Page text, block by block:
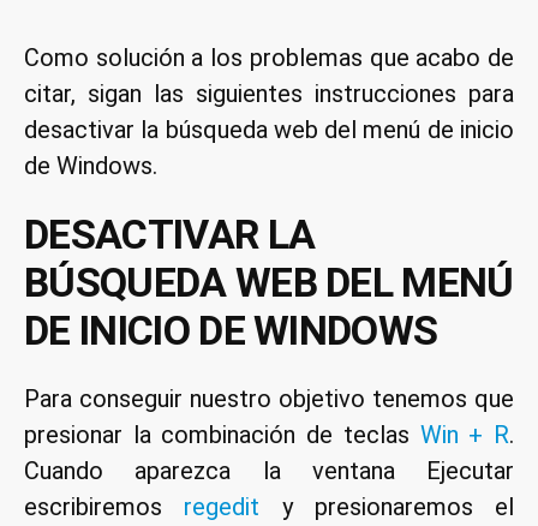
Como solución a los problemas que acabo de
citar, sigan las siguientes instrucciones para
desactivar la búsqueda web del menú de inicio
de Windows.
DESACTIVAR LA
BÚSQUEDA WEB DEL MENÚ
DE INICIO DE WINDOWS
Para conseguir nuestro objetivo tenemos que
presionar la combinación de teclas Win + R.
Cuando aparezca la ventana Ejecutar
escribiremos regedit y presionaremos el